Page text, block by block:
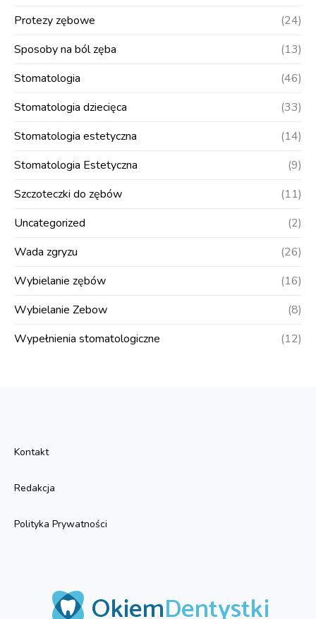
Protezy zębowe
(24)
Sposoby na ból zęba
(13)
Stomatologia
(46)
Stomatologia dziecięca
(33)
Stomatologia estetyczna
(14)
Stomatologia Estetyczna
(9)
Szczoteczki do zębów
(11)
Uncategorized
(2)
Wada zgryzu
(26)
Wybielanie zębów
(16)
Wybielanie Zebow
(8)
Wypełnienia stomatologiczne
(12)
Kontakt
Redakcja
Polityka Prywatności